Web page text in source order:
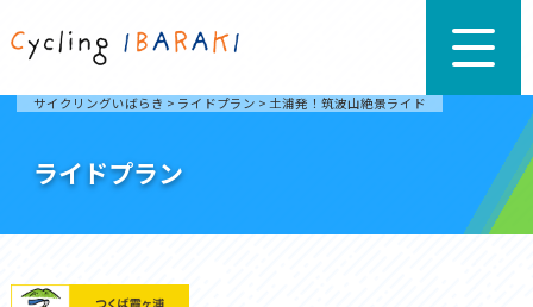
サイクリングいばらき > ライドプラン > 土浦発！筑波山絶景ライド
ライドプラン